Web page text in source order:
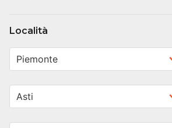
Località